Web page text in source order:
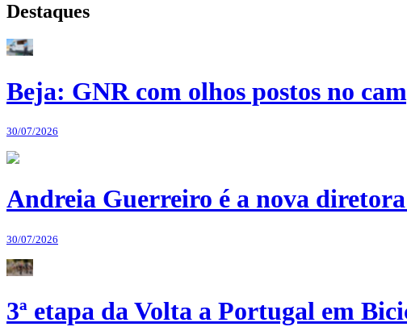
Destaques
Beja: GNR com olhos postos no
30/07/2026
Andreia Guerreiro é a nova
30/07/2026
3ª etapa da Volta a Portugal em